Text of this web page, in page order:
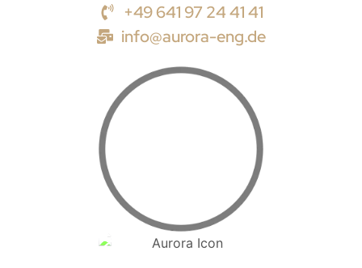
+49 641 97 24 41 41
info@aurora-eng.de